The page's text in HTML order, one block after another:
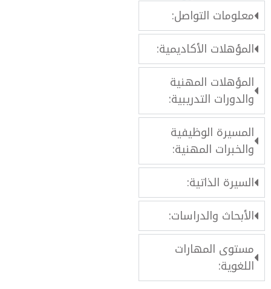
معلومات التواصل:
‏المؤهلات الأكاديمية:
‏المؤهلات المهنية
والدورات التدريبية:
‏المسيرة الوظيفية
والخبرات المهنية:
‏السيرة الذاتية:
‏الأبحاث والدراسات:
مستوى المهارات
اللغوية: